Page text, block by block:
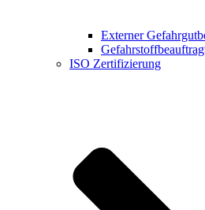
Externer
ISO Zertifizierung